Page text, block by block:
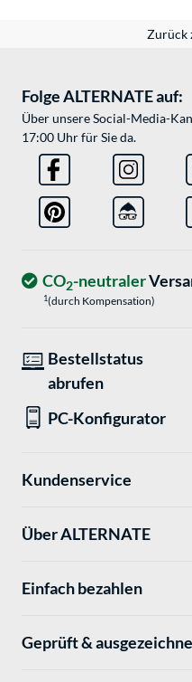
Zurück
Folge ALTERNATE auf:
Über unsere Social-Media-
17:00 Uhr für Sie da.
CO2-neutraler
1(durch Kompensation)
Bestellstatus
abrufen
PC-Konfigurator
Kundenservice
Über ALTERNATE
Einfach bezahlen
Geprüft &